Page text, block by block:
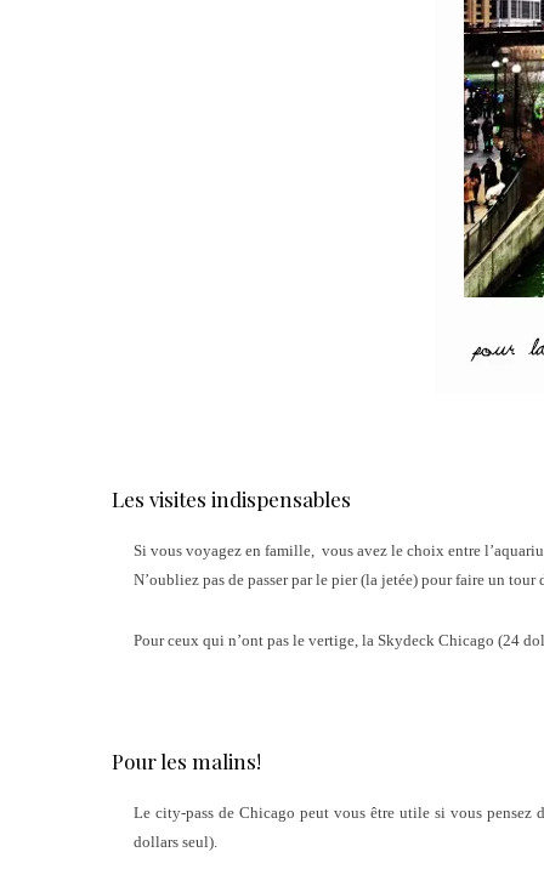
Les visites indispensables
Si vous voyagez en famille, vous avez le choix entre
N’oubliez pas de passer par le pier (la jetée) pour faire un
Pour ceux qui n’ont pas le vertige, la Skydeck Chicago (24
Pour les malins!
Le city-pass de Chicago peut vous être utile si vous pensez
dollars seul).